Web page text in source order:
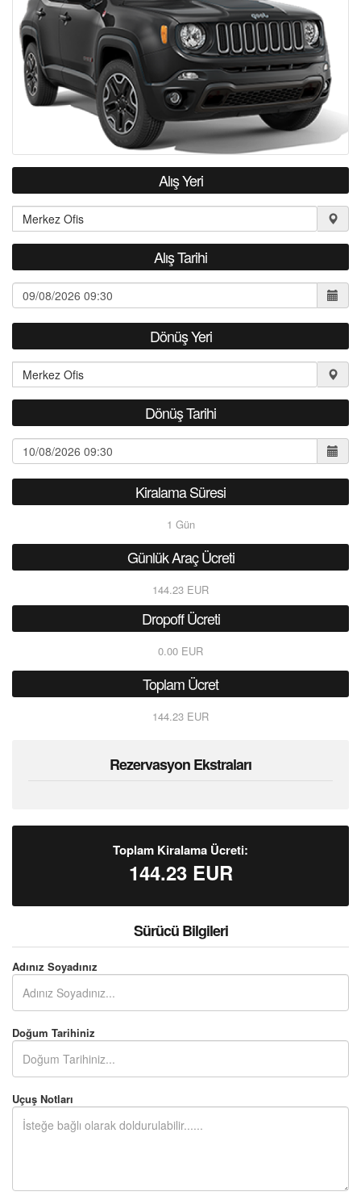
İLETİŞİM
Alış Yeri
Alış Tarihi
Dönüş Yeri
Dönüş Tarihi
Kiralama Süresi
1 Gün
Günlük Araç Ücreti
144.23 EUR
Dropoff Ücreti
0.00 EUR
Toplam Ücret
144.23 EUR
Rezervasyon Ekstraları
Toplam Kiralama Ücreti:
144.23EUR
Sürücü Bilgileri
Adınız Soyadınız
Doğum Tarihiniz
Uçuş Notları